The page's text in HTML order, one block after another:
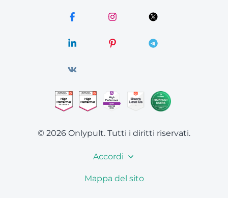
© 2026 Onlypult. Tutti i diritti riservati.
Accordi
Mappa del sito